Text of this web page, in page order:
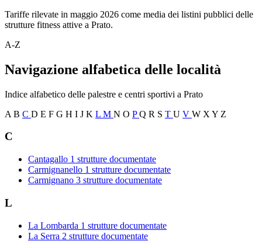
Tariffe rilevate in maggio 2026 come media dei listini pubblici delle
strutture fitness attive a Prato.
A-Z
Navigazione alfabetica delle località
Indice alfabetico delle palestre e centri sportivi a Prato
A B C D E F G H I J K L M N O PQ R S T U V W X Y Z
C
Cantagallo 1 strutture documentate
Carmignanello 1 strutture documentate
Carmignano 3 strutture documentate
L
La Lombarda 1 strutture documentate
La Serra 2 strutture documentate